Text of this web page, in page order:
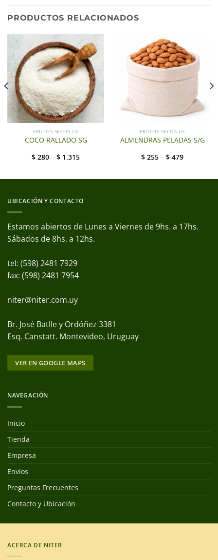
PRODUCTOS RELACIONADOS
FRUTOS SECOS LG
COCO RALLADO SG
$ 280 – $ 1.315
FRUTOS SECOS LG
ALMENDRAS PELADAS S/G
$ 255 – $ 479
UBICACIÓN Y CONTACTO
Estamos abiertos de Lunes a Viernes de 9hs. a 17hs.
Sábados de 8hs. a 12hs.
tel: (598) 2481 7929
fax: (598) 2481 7954
niter@niter.com.uy
Br. José Batlle y Ordóñez 3381
Esq. Canstatt. Montevideo, Uruguay
VER EN GOOGLE MAPS
NAVEGACIÓN
Inicio
Tienda
Empresa
Envíos
Preguntas Frecuentes
Contacto y Ubicación
ACERCA DE NITER